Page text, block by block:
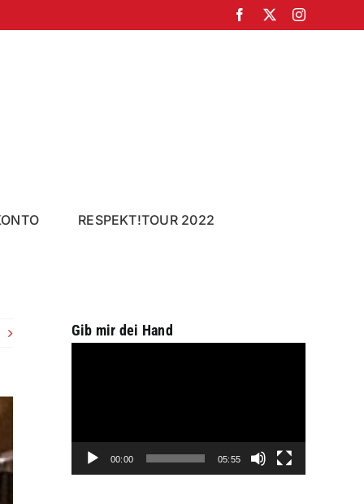
Facebook
X Instagram
RESPEKT!TOUR 2022
Gib mir dei Hand
00:00 05:55